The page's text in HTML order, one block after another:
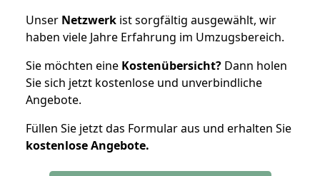
Unser Netzwerk ist sorgfältig ausgewählt, wir
haben viele Jahre Erfahrung im Umzugsbereich.
Sie möchten eine Kostenübersicht? Dann holen
Sie sich jetzt kostenlose und unverbindliche
Angebote.
Füllen Sie jetzt das Formular aus und erhalten Sie
kostenloseAngebote.